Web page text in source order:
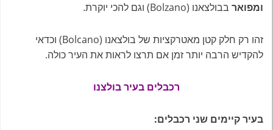
ומפואר בבולצאנו (Bolzano) וגם להכי יוקרת.
זהו רק חלק קטן מאטרקציות של בולצאנו (Bolcano) וכדאי
להקדיש הרבה יותר זמן אם תרצו לראות את העיר כולה.
רכבלים בעיר בולצנו
בעיר קיימים שני רכבלים: